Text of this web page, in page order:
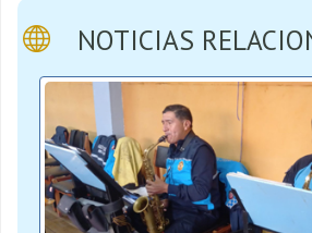
NOTICIAS